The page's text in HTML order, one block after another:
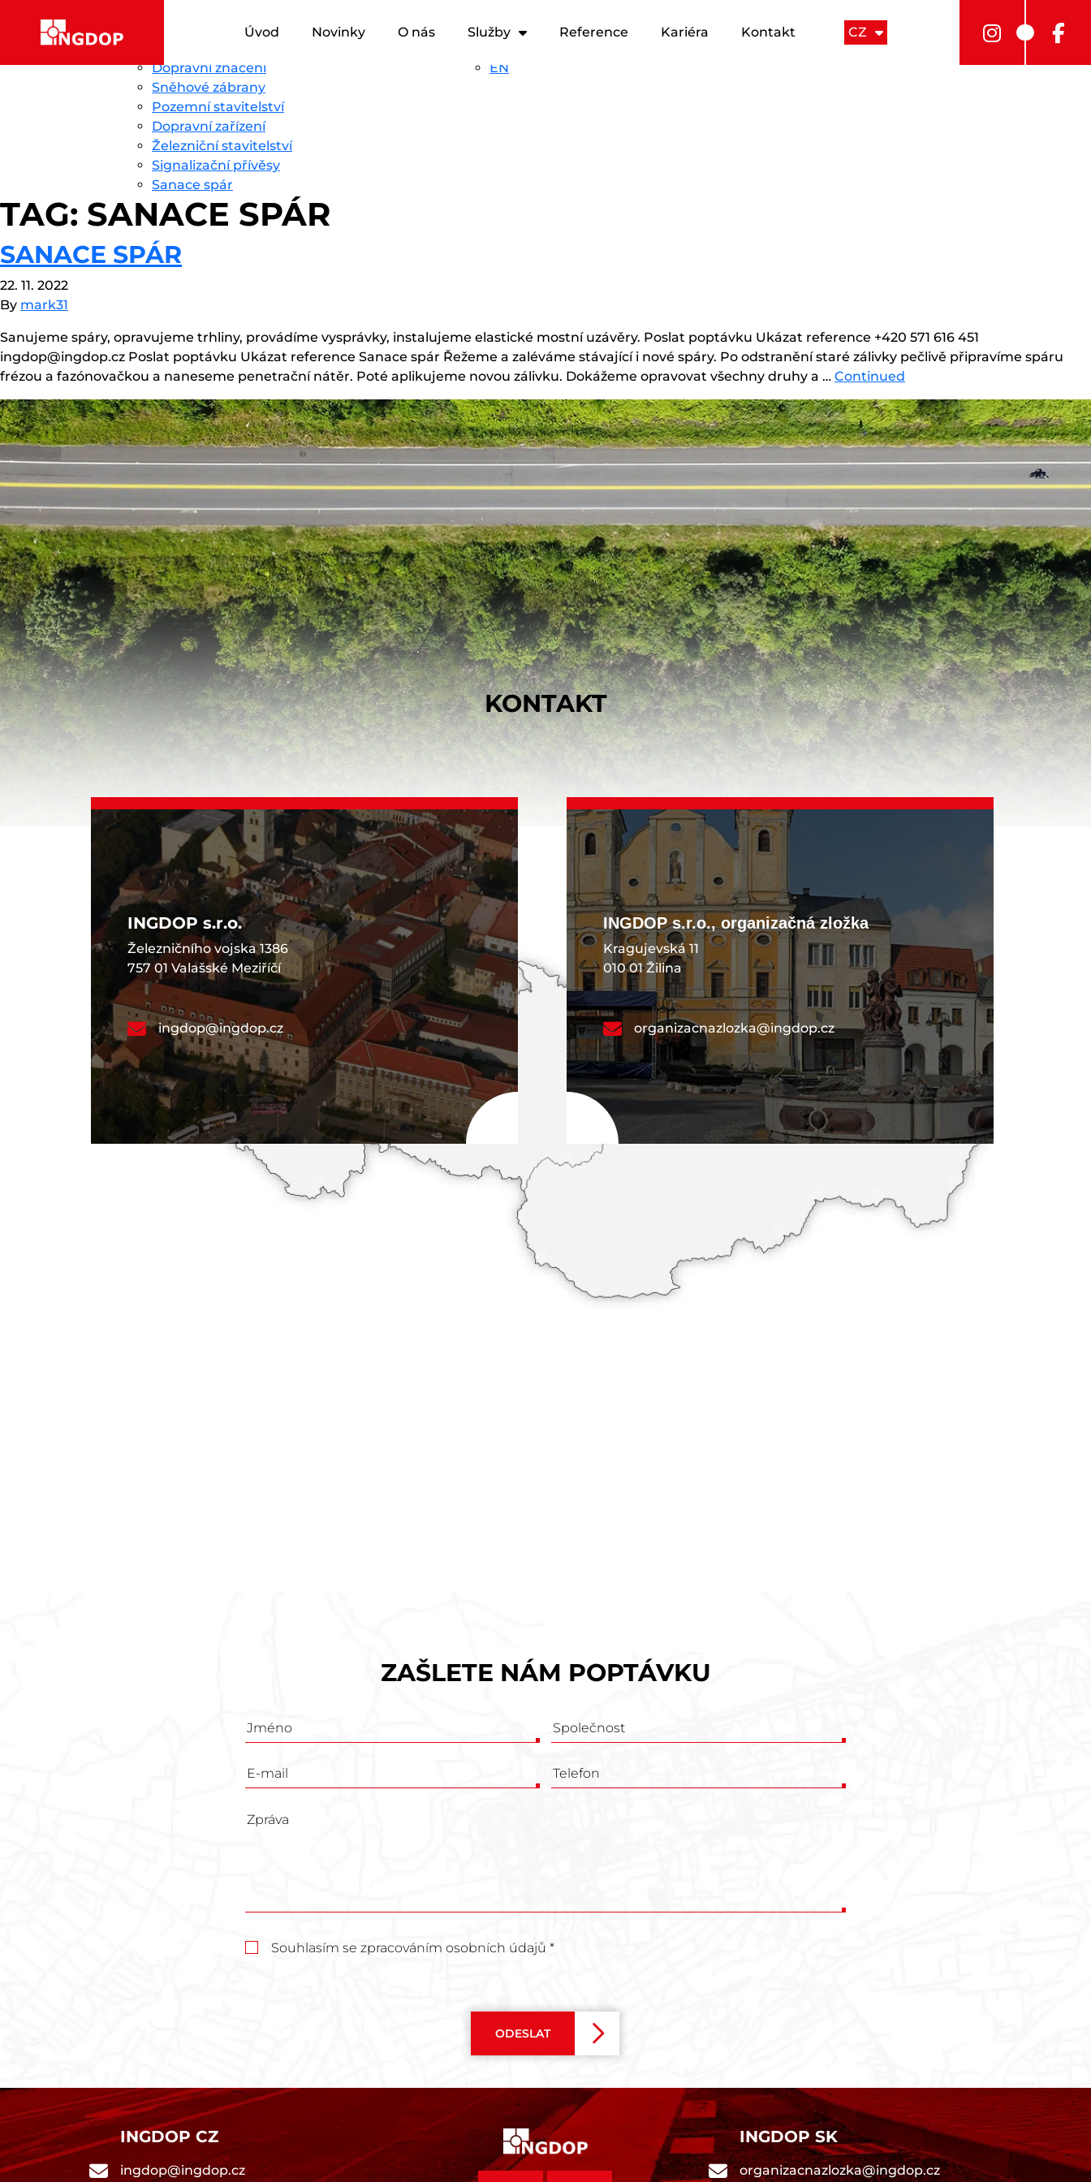
Úvod Novinky O nás Služby Reference Kariéra Kontakt CZ
NovinkyO nás
Dopravní značení
Sněhové zábrany
Pozemní stavitelství
Dopravní zařízení
Železniční stavitelství
Signalizační přívěsy
Sanace spár
ReferenceKariéra Kontakt
CZ
EN
TAG: SANACE SPÁR
SANACE SPÁR
22. 11. 2022
By mark31
Sanujeme spáry, opravujeme trhliny, provádíme vysprávky, instalujeme elastické mostní uzávěry. Poslat poptávku Ukázat reference +420 571 616 451
ingdop@ingdop.cz Poslat poptávku Ukázat reference Sanace spár Řežeme a zaléváme stávající i nové spáry. Po odstranění staré zálivky pečlivě připravíme spáru
frézou a fazónovačkou a naneseme penetrační nátěr. Poté aplikujeme novou zálivku. Dokážeme opravovat všechny druhy a … Continued
KONTAKT
INGDOP s.r.o.
Železničního vojska 1386
757 01 Valašské Meziříčí
ingdop@ingdop.cz
INGDOP s.r.o., organizačná zložka
Kragujevská 11
010 01 Žilina
organizacnazlozka@ingdop.cz
ZAŠLETE NÁM POPTÁVKU
Poptávkový
Souhlasím se zpracováním osobních údajů *
ODESLAT
INGDOP CZ
ingdop@ingdop.cz
INGDOP SK
organizacnazlozka@ingdop.cz